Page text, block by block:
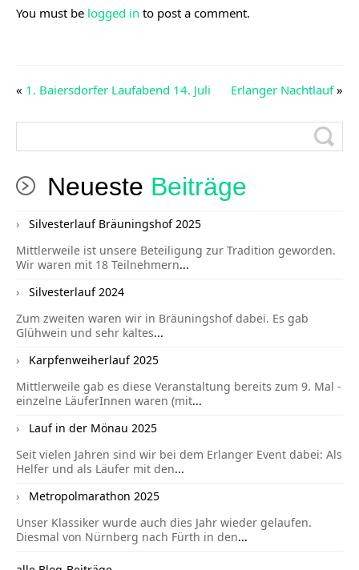
You must be logged in to post a comment.
« 1. Baiersdorfer Laufabend 14. Juli Erlanger Nachtlauf»
Neueste Beiträge
Silvesterlauf Bräuningshof 2025
Mittlerweile ist unsere Beteiligung zur Tradition geworden.
Wir waren mit 18 Teilnehmern...
Silvesterlauf 2024
Zum zweiten waren wir in Bräuningshof dabei. Es gab
Glühwein und sehr kaltes...
Karpfenweiherlauf 2025
Mittlerweile gab es diese Veranstaltung bereits zum 9. Mal -
einzelne LäuferInnen waren (mit...
Lauf in der Mönau 2025
Seit vielen Jahren sind wir bei dem Erlanger Event dabei: Als
Helfer und als Läufer mit den...
Metropolmarathon 2025
Unser Klassiker wurde auch dies Jahr wieder gelaufen.
Diesmal von Nürnberg nach Fürth in den...